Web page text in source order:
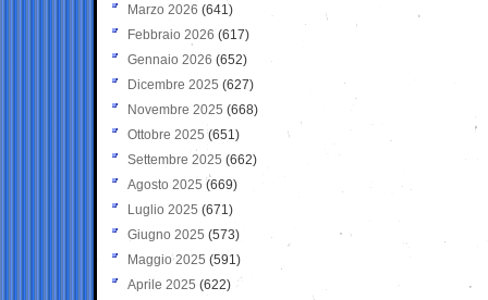
Marzo 2026 (641)
Febbraio 2026 (617)
Gennaio 2026 (652)
Dicembre 2025 (627)
Novembre 2025 (668)
Ottobre 2025 (651)
Settembre 2025 (662)
Agosto 2025 (669)
Luglio 2025 (671)
Giugno 2025 (573)
Maggio 2025 (591)
Aprile 2025 (622)